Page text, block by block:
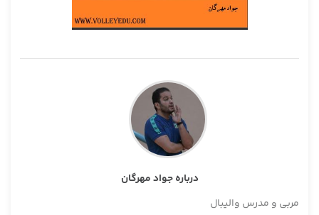
درباره جواد مهرگان
مربی و مدرس والیبال